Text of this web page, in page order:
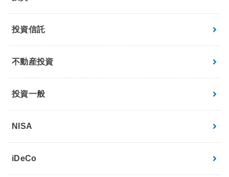
投資信託
不動産投資
投資一般
NISA
iDeCo